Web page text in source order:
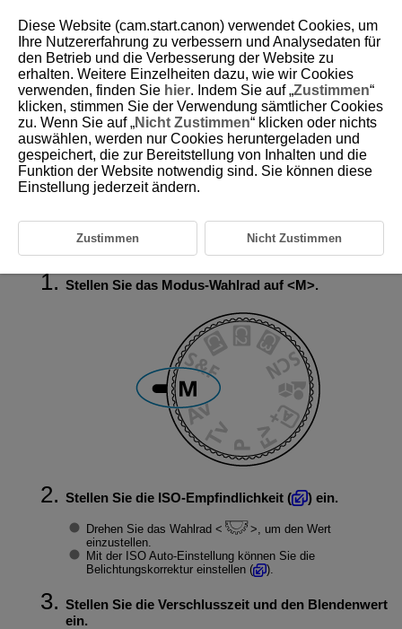
D388-054
M: Manuelle Belichtung
Belichtungskorrektur mit der ISO Auto-Einstellung
In diesem Modus stellen Sie sowohl die Verschlusszeit als auch den
Blendenwert wie gewünscht ein. Stellen Sie die Belichtung mithilfe der
Belichtungsmesser ein.
steht für „Manual“ (Manuell).
Stellen Sie das Modus-Wahlrad auf M .
Stellen Sie die ISO-Empfindlichkeit ( ) ein.
Drehen Sie das Wahlrad
, um den Wert
einzustellen.
Mit der ISO Auto-Einstellung können Sie die
Belichtungskorrektur einstellen (
).
Stellen Sie die Verschlusszeit und den Blendenwert
ein.
Diese Website (cam.start.canon) verwendet Cookies, um
Ihre Nutzererfahrung zu verbessern und Analysedaten für
den Betrieb und die Verbesserung der Website zu
erhalten. Weitere Einzelheiten dazu, wie wir Cookies
verwenden, finden Sie hier. Indem Sie auf „Zustimmen“
klicken, stimmen Sie der Verwendung sämtlicher Cookies
zu. Wenn Sie auf „Nicht Zustimmen“ klicken oder nichts
auswählen, werden nur Cookies heruntergeladen und
gespeichert, die zur Bereitstellung von Inhalten und die
Funktion der Website notwendig sind. Sie können diese
Einstellung jederzeit ändern.
Zustimmen Nicht Zustimmen